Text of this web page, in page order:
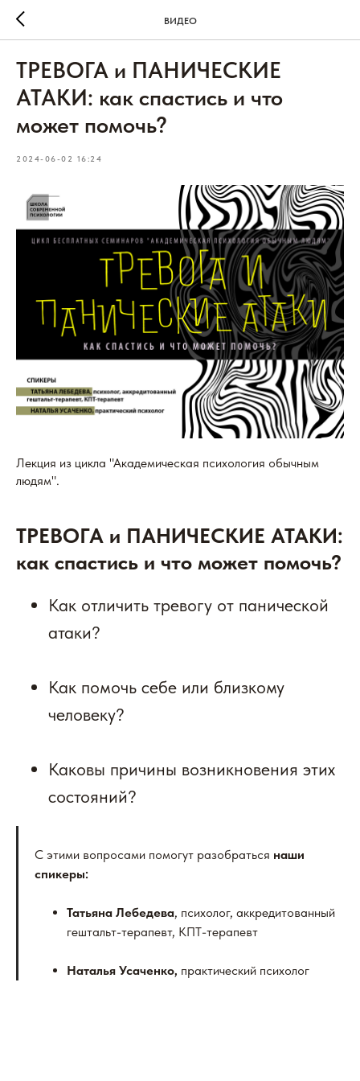
ВИДЕО
ТРЕВОГА и ПАНИЧЕСКИЕ
АТАКИ: как спастись и что
может помочь?
2024-06-02 16:24
Лекция из цикла "Академическая психология обычным
людям".
ТРЕВОГА и ПАНИЧЕСКИЕ АТАКИ:
как спастись и что может помочь?
Как отличить тревогу от панической
атаки?
Как помочь себе или близкому
человеку?
Каковы причины возникновения этих
состояний?
С этими вопросами помогут разобраться наши
спикеры:
Татьяна Лебедева, психолог, аккредитованный
гештальт-терапевт, КПТ-терапевт
Наталья Усаченко, практический психолог